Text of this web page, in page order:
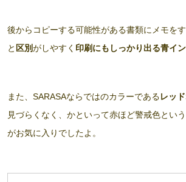
後からコピーする可能性がある書類にメモを
と 区別がしやすく 印刷にもしっかり出る青イ
また、SARASAならではのカラーであるレッ
見づらくなく、かといって赤ほど警戒色とい
がお気に入りでしたよ。